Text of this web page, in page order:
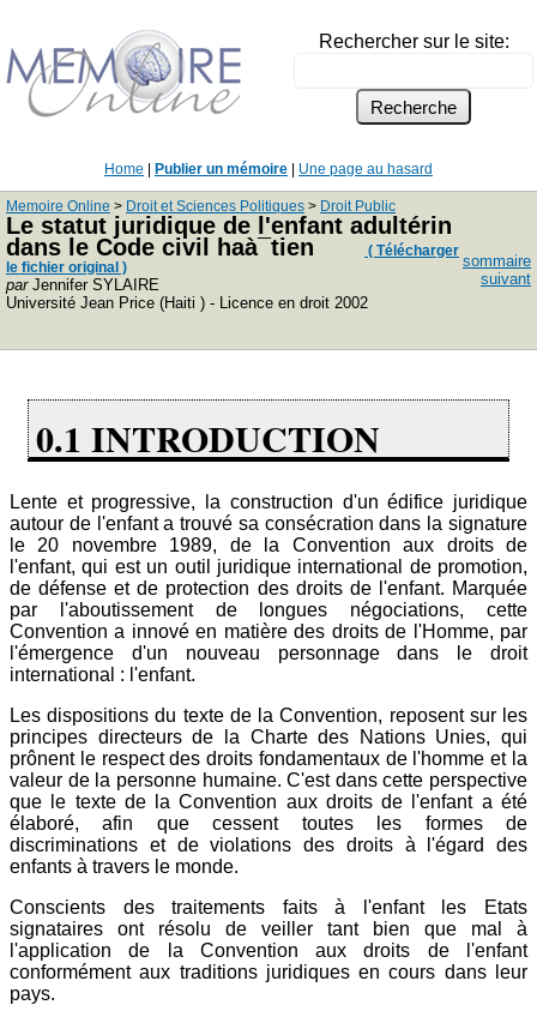
Rechercher sur le site:
Home Publier un mémoire Une page au hasard
Memoire Online > Droit et Sciences Politiques > Droit Public
Le statut juridique de l'enfant adultérin
dans le Code civil haà¯tien
( Télécharger
le fichier original )
parJennifer SYLAIRE
Université Jean Price (Haiti ) - Licence en droit 2002
sommaire
suivant
0.1 INTRODUCTION
Lente et progressive, la construction d'un édifice juridique
autour de l'enfant a trouvé sa consécration dans la signature
le 20 novembre 1989, de la Convention aux droits de
l'enfant, qui est un outil juridique international de promotion,
de défense et de protection des droits de l'enfant. Marquée
par l'aboutissement de longues négociations, cette
Convention a innové en matière des droits de l'Homme, par
l'émergence d'un nouveau personnage dans le droit
international : l'enfant.
Les dispositions du texte de la Convention, reposent sur les
principes directeurs de la Charte des Nations Unies, qui
prônent le respect des droits fondamentaux de l'homme et la
valeur de la personne humaine. C'est dans cette perspective
que le texte de la Convention aux droits de l'enfant a été
élaboré, afin que cessent toutes les formes de
discriminations et de violations des droits à l'égard des
enfants à travers le monde.
Conscients des traitements faits à l'enfant les Etats
signataires ont résolu de veiller tant bien que mal à
l'application de la Convention aux droits de l'enfant
conformément aux traditions juridiques en cours dans leur
pays.